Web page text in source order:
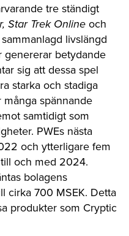
tre ständigt
Star Trek Onlineoch
livslängd
genererar betydande
sig att dessa spel
starka och stadiga
många spännande
samtidigt som
PWEs nästa
och ytterligare fem
och med 2024.
bolagens
cirka 700 MSEK. Detta
produkter som Cryptic